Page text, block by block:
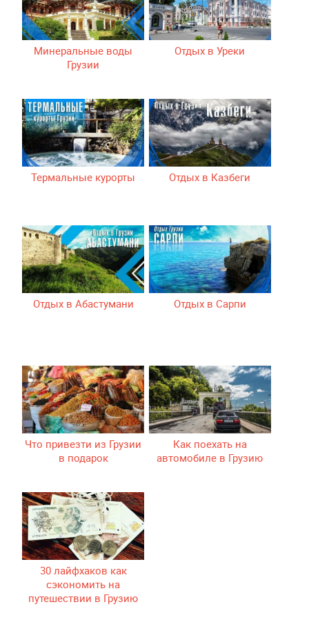
Минеральные воды
Грузии
Отдых в Уреки
Термальные курорты Отдых в Казбеги
Отдых в Абастумани Отдых в Сарпи
Что привезти из Грузии
в подарок
Как поехать на
автомобиле в Грузию
30 лайфхаков как
сэкономить на
путешествии в Грузию